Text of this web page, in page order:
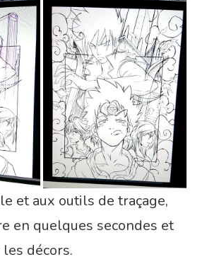
et aux outils de traçage,
en quelques secondes et
les décors.